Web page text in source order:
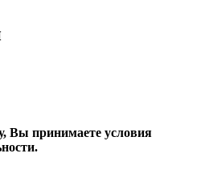
Вы принимаете условия